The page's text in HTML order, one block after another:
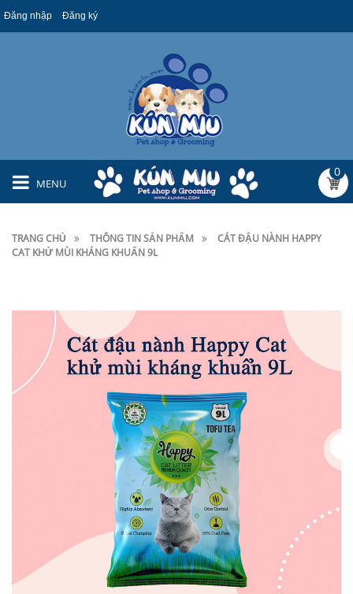
Đăng nhập Đăng ký
MENU
0
TRANG CHỦ THÔNG TIN SẢN PHẨM
CÁT ĐẬU NÀNH HAPPY
CAT KHỬ MÙI KHÁNG KHUẨN 9L